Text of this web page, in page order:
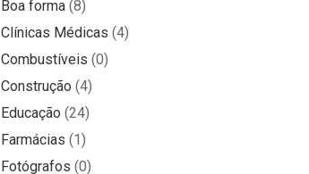
Boa forma(8)
Clínicas Médicas (4)
Combustíveis (0)
Construção (4)
Educação (24)
Farmácias (1)
Fotógrafos (0)